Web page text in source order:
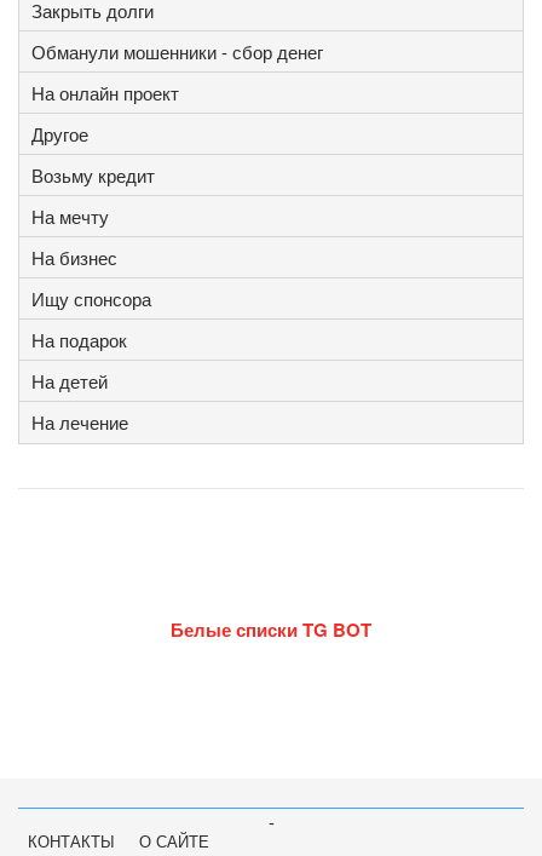
Закрыть долги
Обманули мошенники - сбор денег
На онлайн проект
Другое
Возьму кредит
На мечту
На бизнес
Ищу спонсора
На подарок
На детей
На лечение
Белые списки TG BOT
-
КОНТАКТЫ О САЙТЕ